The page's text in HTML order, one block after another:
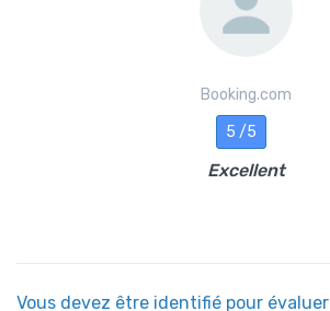
Booking.com
5 /5
Excellent
Vous devez être identifié pour évaluer